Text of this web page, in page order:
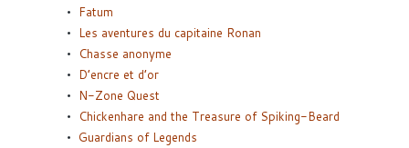
Fatum
Les aventures du capitaine Ronan
Chasse anonyme
D’encre et d’or
N-Zone Quest
Chickenhare and the Treasure of Spiking-Beard
Guardians of Legends